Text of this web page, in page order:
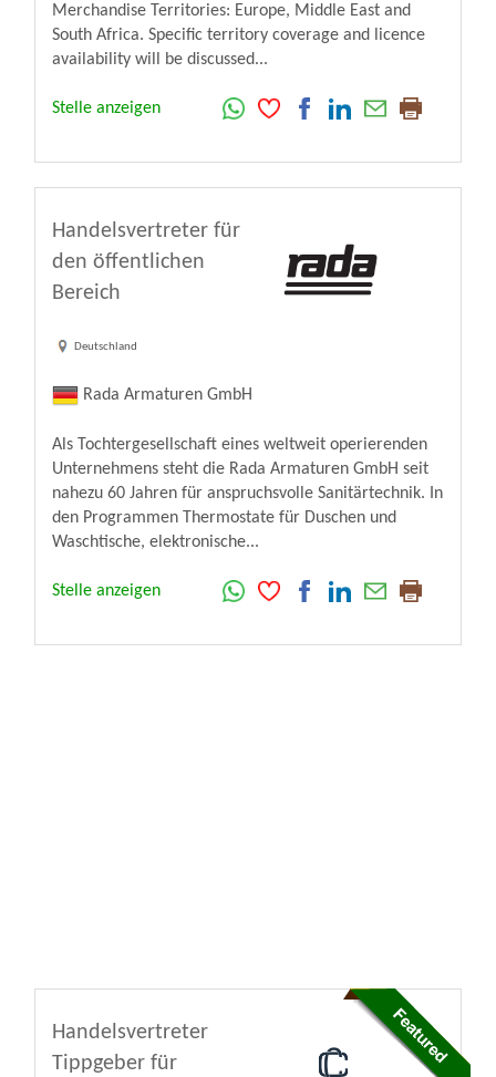
Merchandise Territories: Europe, Middle East and
South Africa. Specific territory coverage and licence
availability will be discussed...
Stelle anzeigen
Handelsvertreter für
den öffentlichen
Bereich
Deutschland
Rada Armaturen GmbH
Als Tochtergesellschaft eines weltweit operierenden
Unternehmens steht die Rada Armaturen GmbH seit
nahezu 60 Jahren für anspruchsvolle Sanitärtechnik. In
den Programmen Thermostate für Duschen und
Waschtische, elektronische...
Stelle anzeigen
Handelsvertreter
Tippgeber für